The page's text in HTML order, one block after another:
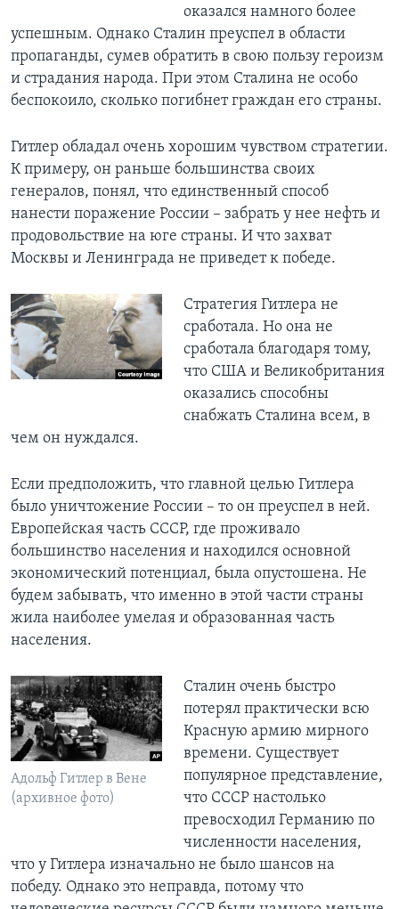
оказался намного более
успешным. Однако Сталин преуспел в области
пропаганды, сумев обратить в свою пользу героизм
и страдания народа. При этом Сталина не особо
беспокоило, сколько погибнет граждан его страны.
Гитлер обладал очень хорошим чувством стратегии.
К примеру, он раньше большинства своих
генералов, понял, что единственный способ
нанести поражение России – забрать у нее нефть и
продовольствие на юге страны. И что захват
Москвы и Ленинграда не приведет к победе.
Стратегия Гитлера не
сработала. Но она не
сработала благодаря тому,
что США и Великобритания
оказались способны
снабжать Сталина всем, в
чем он нуждался.
Если предположить, что главной целью Гитлера
было уничтожение России – то он преуспел в ней.
Европейская часть СССР, где проживало
большинство населения и находился основной
экономический потенциал, была опустошена. Не
будем забывать, что именно в этой части страны
жила наиболее умелая и образованная часть
населения.
Адольф Гитлер в Вене
(архивное фото)
Сталин очень быстро
потерял практически всю
Красную армию мирного
времени. Существует
популярное представление,
что СССР настолько
превосходил Германию по
численности населения,
что у Гитлера изначально не было шансов на
победу. Однако это неправда, потому что